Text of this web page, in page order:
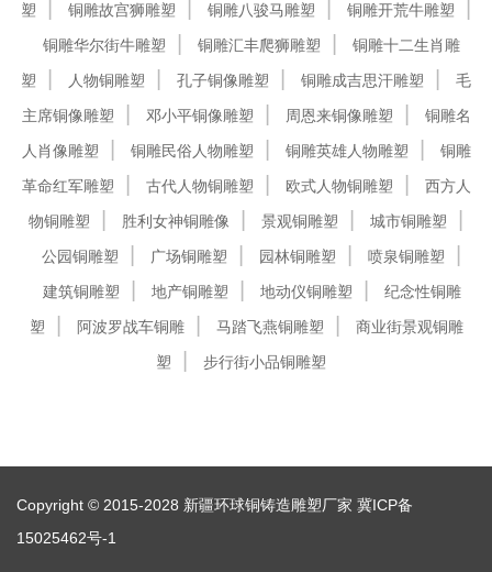
塑
铜雕故宫狮雕塑 铜雕八骏马雕塑
铜雕开荒牛雕塑
铜雕华尔街牛雕塑
铜雕汇丰爬狮雕塑
铜雕十二生肖雕
塑
人物铜雕塑 孔子铜像雕塑 铜雕成吉思汗雕塑
毛
主席铜像雕塑
邓小平铜像雕塑 周恩来铜像雕塑
铜雕名
人肖像雕塑
铜雕民俗人物雕塑 铜雕英雄人物雕塑
铜雕
革命红军雕塑
古代人物铜雕塑 欧式人物铜雕塑
西方人
物铜雕塑
胜利女神铜雕像 景观铜雕塑
城市铜雕塑
公园铜雕塑
广场铜雕塑 园林铜雕塑
喷泉铜雕塑
建筑铜雕塑
地产铜雕塑 地动仪铜雕塑
纪念性铜雕
塑
阿波罗战车铜雕 马踏飞燕铜雕塑
商业街景观铜雕
塑
步行街小品铜雕塑
Copyright © 2015-2028 新疆环球铜铸造雕塑厂家 冀ICP备
15025462号-1